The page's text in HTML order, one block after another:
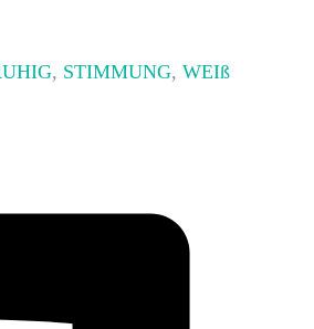
, STIMMUNG,WEIß